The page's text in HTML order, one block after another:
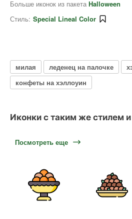
Больше иконок из пакета Halloween
Стиль: Special Lineal Color
милая леденец на палочке
конфеты на хэллоуин
Иконки с таким же стилем
Посмотреть еще